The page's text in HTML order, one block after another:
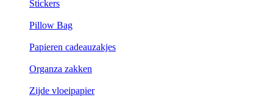
Stickers
Pillow Bag
Papieren cadeauzakjes
Organza zakken
Zijde vloeipapier